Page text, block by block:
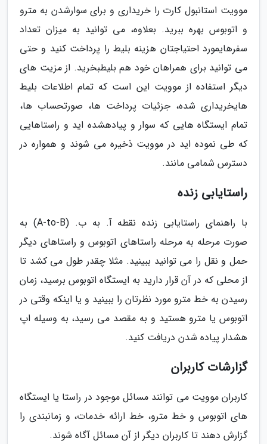
موویت استانبول کارت را خریداری و برای سوارشدن به مترو
و اتوبوس بهره ببرید. بعلاوه، می توانید به میزان تعداد
سفرهایمورد احتیاجتان هزینه بلیط را پرداخت کنید و حتی
می توانید برای همراهان خود هم بلیطبخرید. از مزیت های
دیگر استفاده از موویت این است که تمام اطلاعات بلیط
هایخریداری شده، جزئیات پرداخت ها، صورتحساب ها،
تمام ایستگاه هایی که سوار و پیادهشده اید و راستاهایی
که طی نموده اید در موویت ذخیره می شوند و همواره در
دسترس شمامی مانند.
راستایابی زنده
با راهنمای راستایابی زنده نقطه آ. به ب. (A-to-B) به
صورت مرحله به مرحله راستاهای اتوبوس و راستاهای دیگر
حمل و نقل را می توانید ببینید. مثلا چقدر طول می کشد تا
از محلی که در آن قرار دارید به ایستگاه اتوبوس برسید، زمان
رسیدن به خط مترو مورد نظرتان را ببینید و یا اینکه وقتی در
اتوبوس یا مترو هستید و به مقصد می رسید، به وسیله اپ
هشدار پیاده شدن دریافت کنید.
گزارشات کاربران
کاربران موویت می توانند مسائل موجود در راستا یا ایستگاه
های اتوبوس و خط مترو، خط ارائه خدمات، و زمانبندی را
گزارش دهند تا کاربران دیگر از آن مسائل آگاه شوند.